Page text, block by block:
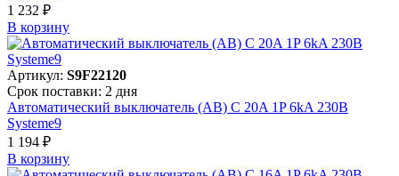
1 232 ₽
В корзинy
Артикул: S9F22120
Срок поставки: 2 дня
Автоматический выключатель (АВ) C 20A 1P 6kA 230В
Systeme9
1 194 ₽
В корзинy